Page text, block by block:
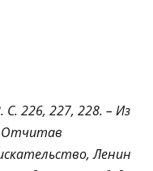
С. 226, 227, 228. – Из
Отчитав
Ленин